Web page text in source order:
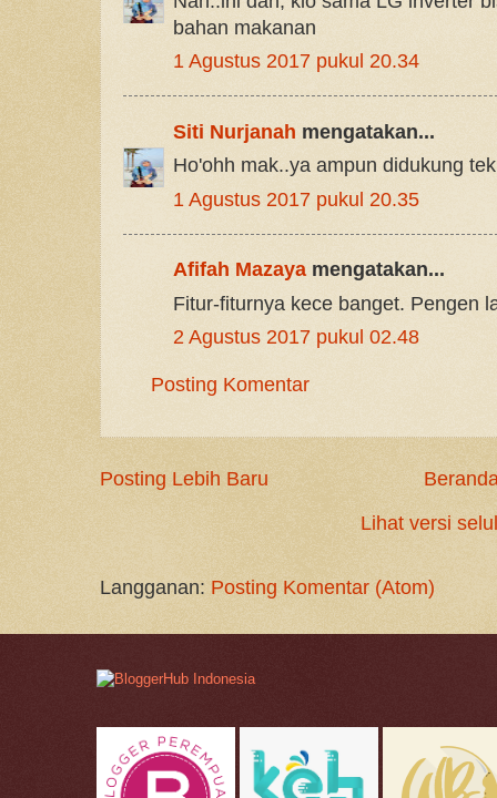
bahan makanan
1 Agustus 2017 pukul 20.34
Siti Nurjanah mengatakan...
Ho'ohh mak..ya ampun didukung
1 Agustus 2017 pukul 20.35
Afifah Mazayamengatakan...
Fitur-fiturnya kece banget. Pengen
2 Agustus 2017 pukul 02.48
Posting Komentar
Posting Lebih Baru
Lihat versi
Langganan: Posting Komentar (Atom)